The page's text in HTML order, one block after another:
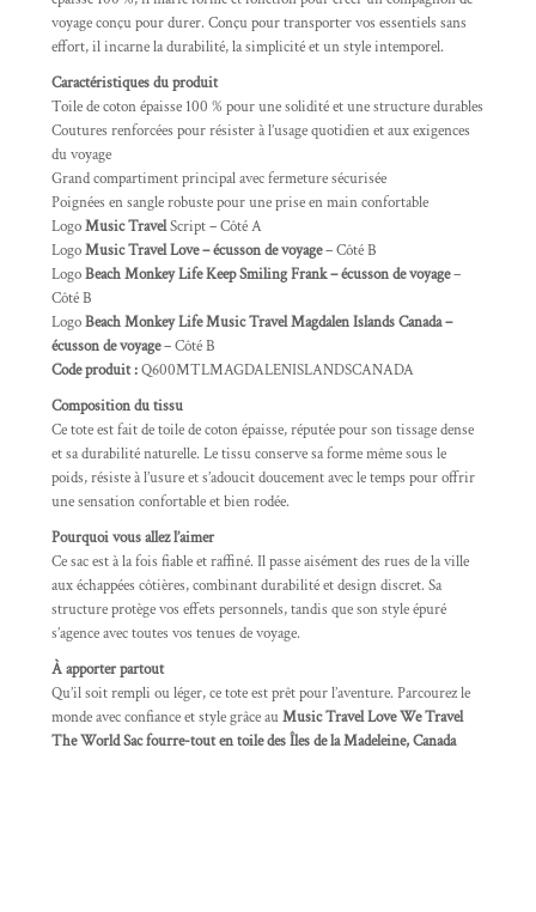
voyage conçu pour durer. Conçu pour transporter vos essentiels sans
effort, il incarne la durabilité, la simplicité et un style intemporel.
Caractéristiques du produit
Toile de coton épaisse 100 % pour une solidité et une structure durables
Coutures renforcées pour résister à l’usage quotidien et aux exigences
du voyage
Grand compartiment principal avec fermeture sécurisée
Poignées en sangle robuste pour une prise en main confortable
LogoMusic TravelScript – Côté A
LogoMusic Travel Love – écusson de voyage– Côté B
LogoBeach Monkey Life Keep Smiling Frank – écusson de voyage–
Côté B
LogoBeach Monkey Life Music Travel Magdalen Islands Canada –
écusson de voyage– Côté B
Code produit :Q600MTLMAGDALENISLANDSCANADA
Composition du tissu
Ce tote est fait de toile de coton épaisse, réputée pour son tissage dense
et sa durabilité naturelle. Le tissu conserve sa forme même sous le
poids, résiste à l’usure et s’adoucit doucement avec le temps pour offrir
une sensation confortable et bien rodée.
Pourquoi vous allez l’aimer
Ce sac est à la fois fiable et raffiné. Il passe aisément des rues de la ville
aux échappées côtières, combinant durabilité et design discret. Sa
structure protège vos effets personnels, tandis que son style épuré
s’agence avec toutes vos tenues de voyage.
À apporter partout
Qu’il soit rempli ou léger, ce tote est prêt pour l’aventure. Parcourez le
monde avec confiance et style grâce auMusic Travel Love We Travel
The World Sac fourre-tout en toile des Îles de la Madeleine, Canada